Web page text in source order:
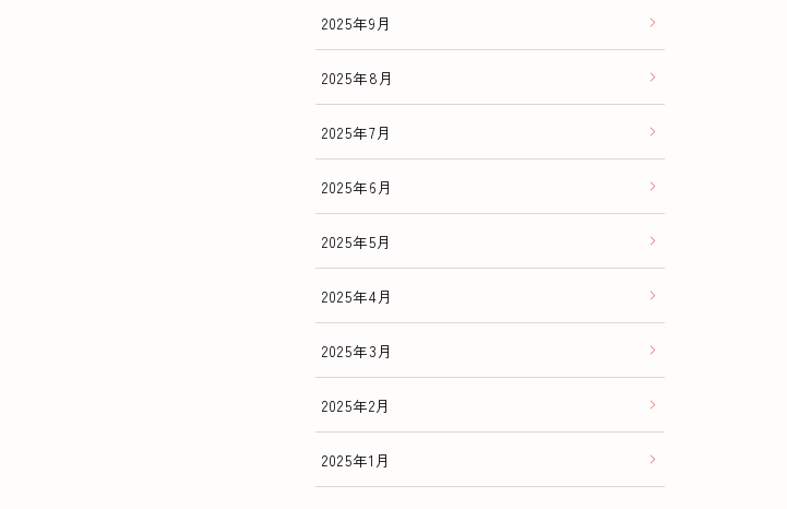
2025年9月
2025年8月
2025年7月
2025年6月
2025年5月
2025年4月
2025年3月
2025年2月
2025年1月